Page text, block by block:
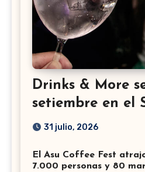
Drinks & More
setiembre en el
31 julio, 2026
El Asu Coffee Fest
7.000 personas y 80